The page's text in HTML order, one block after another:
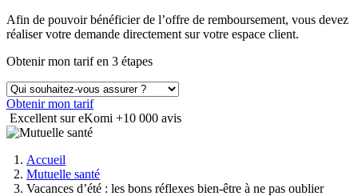
Afin de pouvoir bénéficier de l’offre de remboursement, vous devez
réaliser votre demande directement sur votre espace client.
Obtenir mon tarif en 3 étapes
Obtenir mon tarif
Excellent sur eKomi +10 000 avis
Accueil
Mutuelle santé
Vacances d’été : les bons réflexes bien-être à ne pas oublier